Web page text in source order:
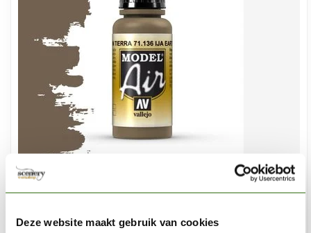
Deze website maakt gebruik van cookies
VALLEJO
Model Air IJA Earth Brown - 17ml - 71136
€3,20